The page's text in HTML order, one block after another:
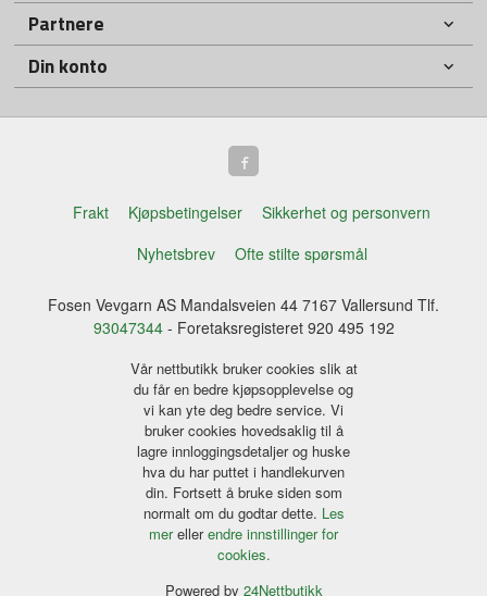
Partnere
Din konto
Frakt Kjøpsbetingelser
Sikkerhet og personvern
Nyhetsbrev
Ofte stilte spørsmål
Fosen Vevgarn AS Mandalsveien 44 7167 Vallersund Tlf.
93047344- Foretaksregisteret 920 495 192
Vår nettbutikk bruker cookies slik at
du får en bedre kjøpsopplevelse og
vi kan yte deg bedre service. Vi
bruker cookies hovedsaklig til å
lagre innloggingsdetaljer og huske
hva du har puttet i handlekurven
din. Fortsett å bruke siden som
normalt om du godtar dette. Les
merellerendre innstillinger for
cookies.
Powered by 24Nettbutikk